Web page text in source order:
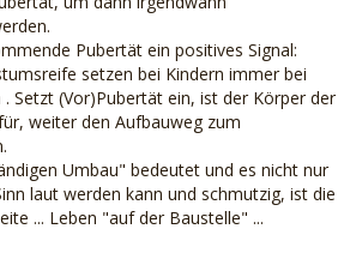
Pubertät ein positives Signal:
setzen bei Kindern immer bei
Setzt (Vor)Pubertät ein, ist der Körper der
weiter den Aufbauweg zum
Umbau" bedeutet und es nicht nur
laut werden kann und schmutzig, ist die
... Leben "auf der Baustelle" ...